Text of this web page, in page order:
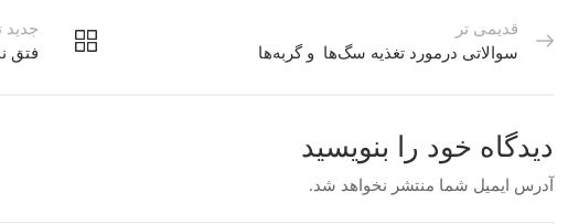
جدید
فتق
قدیمی تر
سوالاتی درمورد تغذیه سگ‌ها ‌ و گربه‌ها
دیدگاه خود را بنویسید
آدرس ایمیل شما منتشر نخواهد شد.